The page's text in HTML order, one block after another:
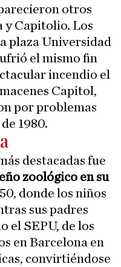
otros
y Capitolio. Los
plaza Universidad
el mismo fin
incendio el
Capitol,
por problemas
1980.
destacadas fue
zoológico en su
donde los niños
sus padres
el SEPU, de los
en Barcelona en
convirtiéndose